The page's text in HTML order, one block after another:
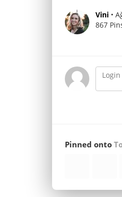
Vini •
867
Pinned onto